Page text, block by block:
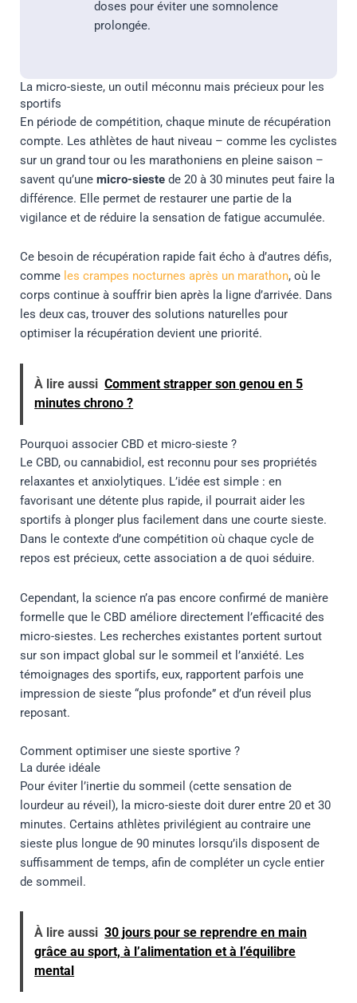
doses pour éviter une somnolence
prolongée.
La micro-sieste, un outil méconnu mais précieux pour les
sportifs
En période de compétition, chaque minute de récupération
compte. Les athlètes de haut niveau – comme les cyclistes
sur un grand tour ou les marathoniens en pleine saison –
savent qu’une micro-siestede 20 à 30 minutes peut faire la
différence. Elle permet de restaurer une partie de la
vigilance et de réduire la sensation de fatigue accumulée.
Ce besoin de récupération rapide fait écho à d’autres défis,
comme les crampes nocturnes après un marathon, où le
corps continue à souffrir bien après la ligne d’arrivée. Dans
les deux cas, trouver des solutions naturelles pour
optimiser la récupération devient une priorité.
À lire aussi Comment strapper son genou en 5
minutes chrono ?
Pourquoi associer CBD et micro-sieste ?
Le CBD, ou cannabidiol, est reconnu pour ses propriétés
relaxantes et anxiolytiques. L’idée est simple : en
favorisant une détente plus rapide, il pourrait aider les
sportifs à plonger plus facilement dans une courte sieste.
Dans le contexte d’une compétition où chaque cycle de
repos est précieux, cette association a de quoi séduire.
Cependant, la science n’a pas encore confirmé de manière
formelle que le CBD améliore directement l’efficacité des
micro-siestes. Les recherches existantes portent surtout
sur son impact global sur le sommeil et l’anxiété. Les
témoignages des sportifs, eux, rapportent parfois une
impression de sieste “plus profonde” et d’un réveil plus
reposant.
Comment optimiser une sieste sportive ?
La durée idéale
Pour éviter l’inertie du sommeil (cette sensation de
lourdeur au réveil), la micro-sieste doit durer entre 20 et 30
minutes. Certains athlètes privilégient au contraire une
sieste plus longue de 90 minutes lorsqu’ils disposent de
suffisamment de temps, afin de compléter un cycle entier
de sommeil.
À lire aussi 30 jours pour se reprendre en main
grâce au sport, à l’alimentation et à l’équilibre
mental